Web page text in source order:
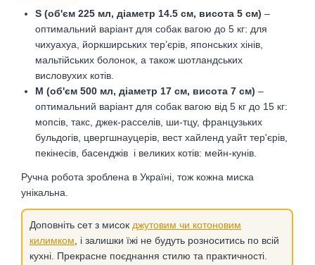
S (об'єм 225 мл, діаметр 14.5 см, висота 5 см) –
оптимальний варіант для собак вагою до 5 кг: для
чихуахуа, йоркширських тер’єрів, японських хінів,
мальтійських болонок, а також шотландських
висловухих котів.
М (об'єм 500 мл, діаметр 17 см, висота 7 см) –
оптимальний варіант для собак вагою від 5 кг до 15 кг:
мопсів, такс, джек-расселів, ши-тцу, французьких
бульдогів, цвергшнауцерів, вест хайленд уайт тер'єрів,
пекінесів, басенджів і великих котів: мейн-кунів.
Ручна робота зроблена в Україні, тож кожна миска
унікальна.
Доповніть сет з мисок джутовим чи котоновим
килимком , і залишки їжі не будуть розноситись по всій
кухні. Прекрасне поєднання стилю та практичності.